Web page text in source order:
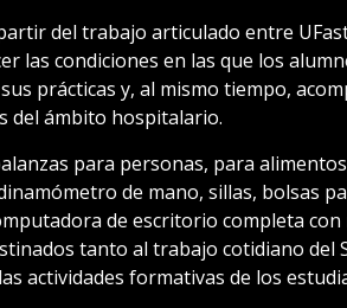
del trabajo articulado entre
las condiciones en las que los
prácticas y, al mismo tiempo,
del ámbito hospitalario.
para personas, para
de mano, sillas, bolsas
de escritorio completa
tanto al trabajo cotidiano del
actividades formativas de los